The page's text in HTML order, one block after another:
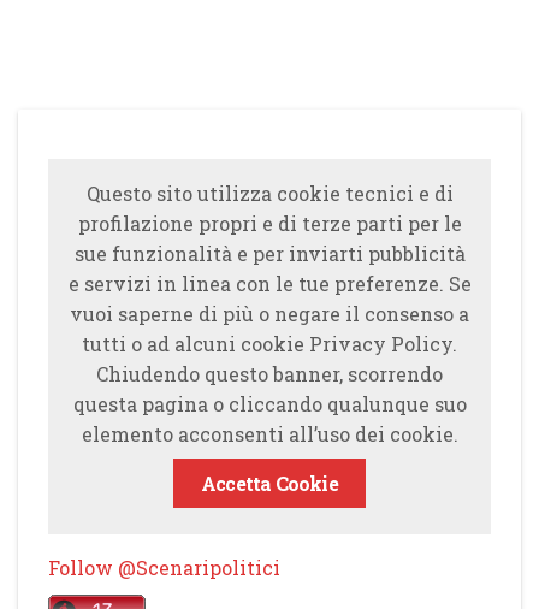
Questo sito utilizza cookie tecnici e di
profilazione propri e di terze parti per le
sue funzionalità e per inviarti pubblicità
e servizi in linea con le tue preferenze. Se
vuoi saperne di più o negare il consenso a
tutti o ad alcuni cookie Privacy Policy.
Chiudendo questo banner, scorrendo
questa pagina o cliccando qualunque suo
elemento acconsenti all’uso dei cookie.
Accetta Cookie
Follow @Scenaripolitici